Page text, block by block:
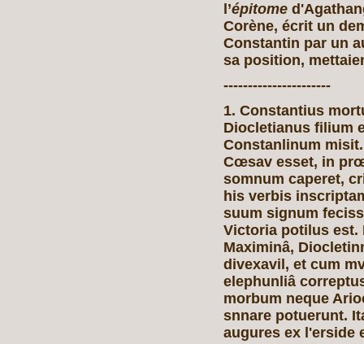
l’épitome
Corène, écrit un
Constantin par un
sa position,
----------------------
1. Constantius
Diocletianus filium
Constanlinum
Cœsav esset, in
somnum caperet,
his verbis
suum signum
Victoria potilus est.
Maximinâ,
divexavil, et cum
elephunliâ
morbum neque
snnare potuerunt.
augures ex l'erside